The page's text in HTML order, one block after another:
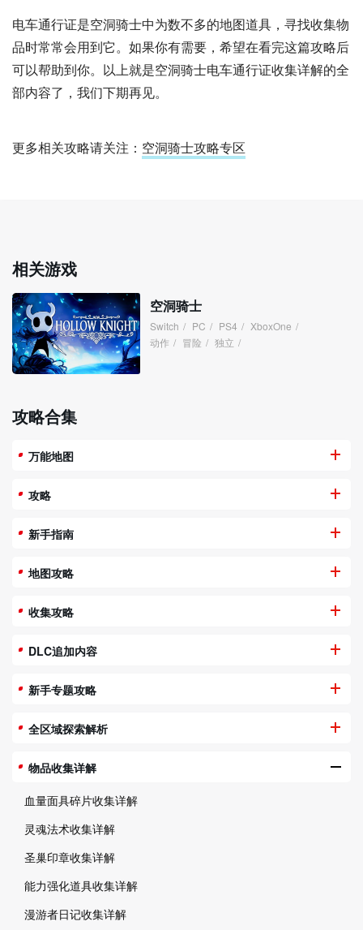
电车通行证是空洞骑士中为数不多的地图道具，寻找收集物
品时常常会用到它。如果你有需要，希望在看完这篇攻略后
可以帮助到你。以上就是空洞骑士电车通行证收集详解的全
部内容了，我们下期再见。
更多相关攻略请关注： 空洞骑士攻略专区
相关游戏
空洞骑士
Switch / PC / PS4 / XboxOne /
动作 / 冒险 / 独立 /
攻略合集
万能地图
攻略
新手指南
地图攻略
收集攻略
DLC追加内容
新手专题攻略
全区域探索解析
物品收集详解
血量面具碎片收集详解
灵魂法术收集详解
圣巢印章收集详解
能力强化道具收集详解
漫游者日记收集详解